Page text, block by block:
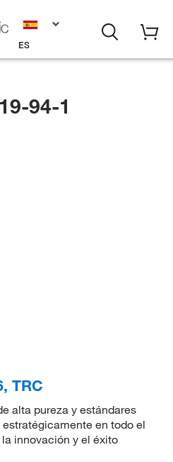
ES
94-1
TRC
alta pureza y estándares
en todo el
innovación y el éxito